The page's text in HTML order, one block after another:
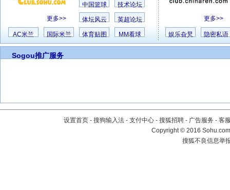
更多>>
中国篮球 技术论坛
体坛风云 英超论坛
AC米兰 国际米兰 体育贴图 MM看球
更多>>
娱乐旮旯 隐密私语
Sogou推广服务
设置首页 - 搜狗输入法 - 支付中心 - 搜狐招聘 - 广告服务 - 客
Copyright©2016
搜狐不良信息举